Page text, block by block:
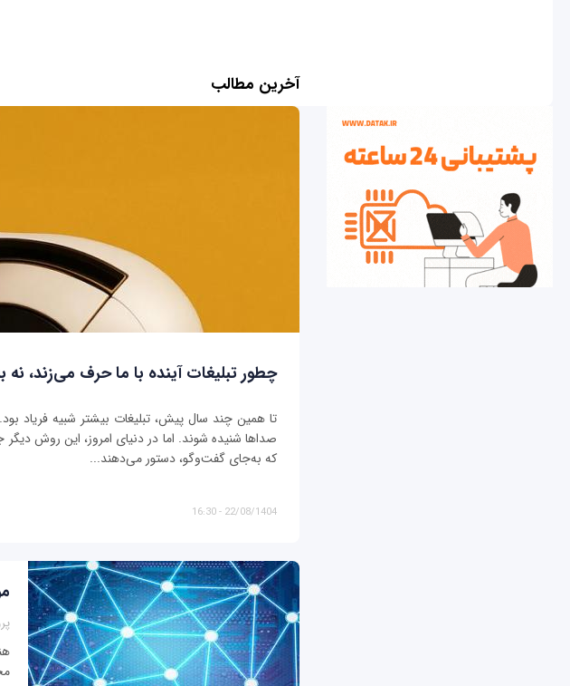
آخرین مطالب
چطور تبلیغات آینده با ما حرف می‌زند، نه
تا همین چند سال پیش، تبلیغات بیشتر شبیه فریاد
صداها شنیده شوند. اما در دنیای امروز، این روش دیگر
که به‌جای گفت‌وگو، دستور می‌دهند...
22/08/1404 - 16:30